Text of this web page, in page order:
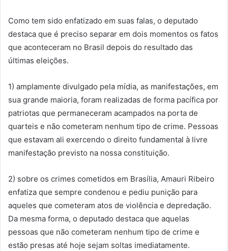
Como tem sido enfatizado em suas falas, o deputado
destaca que é preciso separar em dois momentos os fatos
que aconteceram no Brasil depois do resultado das
últimas eleições.
1) amplamente divulgado pela mídia, as manifestações, em
sua grande maioria, foram realizadas de forma pacífica por
patriotas que permaneceram acampados na porta de
quarteis e não cometeram nenhum tipo de crime. Pessoas
que estavam ali exercendo o direito fundamental à livre
manifestação previsto na nossa constituição.
2) sobre os crimes cometidos em Brasília, Amauri Ribeiro
enfatiza que sempre condenou e pediu punição para
aqueles que cometeram atos de violência e depredação.
Da mesma forma, o deputado destaca que aquelas
pessoas que não cometeram nenhum tipo de crime e
estão presas até hoje sejam soltas imediatamente.